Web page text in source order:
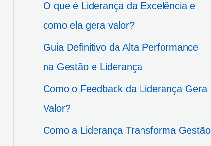
O que é Liderança da Excelência e
como ela gera valor?
Guia Definitivo da Alta Performance
na Gestão e Liderança
Como o Feedback da Liderança Gera
Valor?
Como a Liderança Transforma Gestão